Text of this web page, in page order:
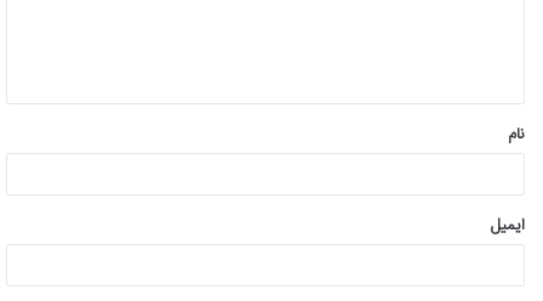
*
نام
ایمیل